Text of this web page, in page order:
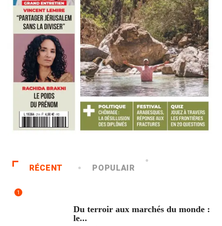
RÉCENT POPULAIR
1
Du terroir aux marchés du monde :
le...